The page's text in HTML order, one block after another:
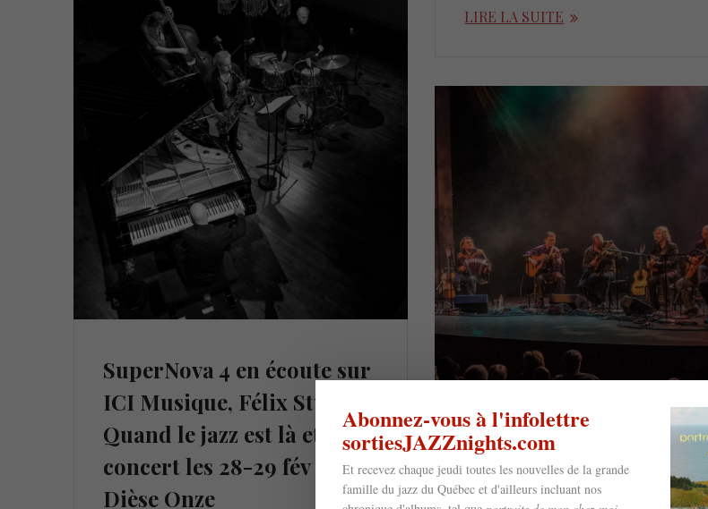
LIRE LA SUITE
SuperNova 4 en écoute sur
ICI Musique, Félix Stüssi à
Quand le jazz est là et en
concert les 28-29 fév au
Dièse Onze
Abonnez-vous à l'infolettre
sortiesJAZZnights.com
Et recevez chaque jeudi toutes les nouvelles de la grande
famille du jazz du Québec et d'ailleurs incluant nos